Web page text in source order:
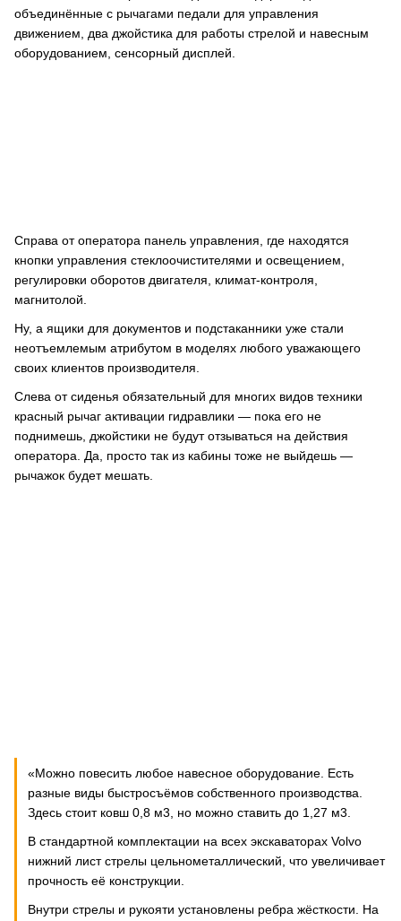
объединённые с рычагами педали для управления
движением, два джойстика для работы стрелой и навесным
оборудованием, сенсорный дисплей.
Справа от оператора панель управления, где находятся
кнопки управления стеклоочистителями и освещением,
регулировки оборотов двигателя, климат-контроля,
магнитолой.
Ну, а ящики для документов и подстаканники уже стали
неотъемлемым атрибутом в моделях любого уважающего
своих клиентов производителя.
Слева от сиденья обязательный для многих видов техники
красный рычаг активации гидравлики — пока его не
поднимешь, джойстики не будут отзываться на действия
оператора. Да, просто так из кабины тоже не выйдешь —
рычажок будет мешать.
«Можно повесить любое навесное оборудование. Есть
разные виды быстросъёмов собственного производства.
Здесь стоит ковш 0,8 м3, но можно ставить до 1,27 м3.
В стандартной комплектации на всех экскаваторах Volvo
нижний лист стрелы цельнометаллический, что увеличивает
прочность её конструкции.
Внутри стрелы и рукояти установлены ребра жёсткости. На